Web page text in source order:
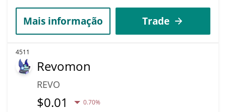
Mais informação Trade
4511
Revomon
REVO
$0.01 0.70%